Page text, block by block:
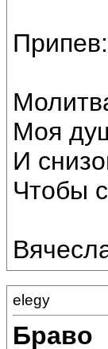
Припев:
Моя
И
Чтобы
elegy
Браво